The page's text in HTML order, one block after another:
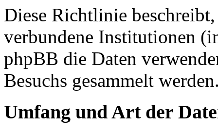
Diese Richtlinie
verbundene Institutionen
phpBB die Daten
Besuchs gesammelt
Umfang und Art der